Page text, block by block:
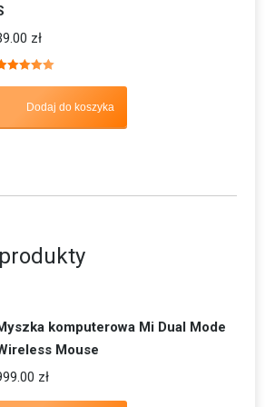
zł
Dodaj do koszyka
komputerowa Mi Dual Mode
Mouse
zł